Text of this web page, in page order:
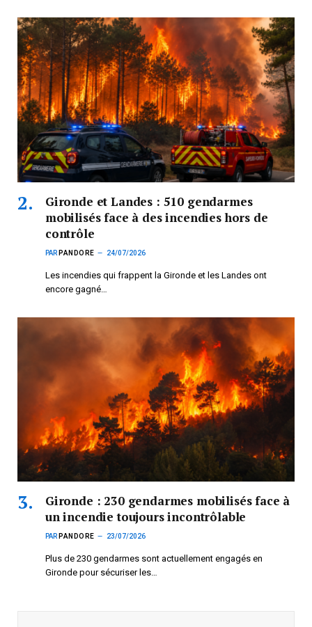
Gironde et Landes : 510 gendarmes
mobilisés face à des incendies hors de
contrôle
PAR PANDORE 24/07/2026
Les incendies qui frappent la Gironde et les Landes ont
encore gagné…
Gironde : 230 gendarmes mobilisés face à
un incendie toujours incontrôlable
PAR PANDORE 23/07/2026
Plus de 230 gendarmes sont actuellement engagés en
Gironde pour sécuriser les…